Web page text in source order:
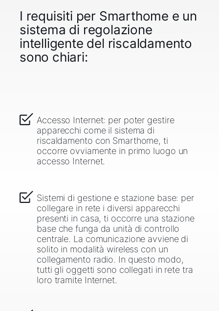
I requisiti per Smarthome e un
sistema di regolazione
intelligente del riscaldamento
sono chiari:
Accesso Internet: per poter gestire
apparecchi come il sistema di
riscaldamento con Smarthome, ti
occorre ovviamente in primo luogo un
accesso Internet.
Sistemi di gestione e stazione base: per
collegare in rete i diversi apparecchi
presenti in casa, ti occorre una stazione
base che funga da unità di controllo
centrale. La comunicazione avviene di
solito in modalità wireless con un
collegamento radio. In questo modo,
tutti gli oggetti sono collegati in rete tra
loro tramite Internet.